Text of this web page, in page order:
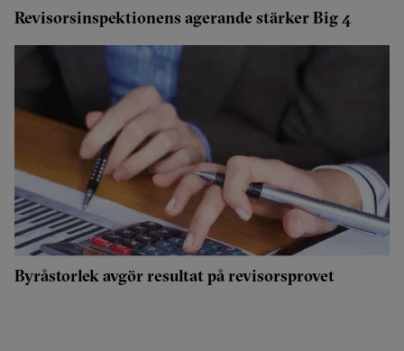
Revisorsinspektionens agerande stärker Big 4
Byråstorlek avgör resultat på revisorsprovet